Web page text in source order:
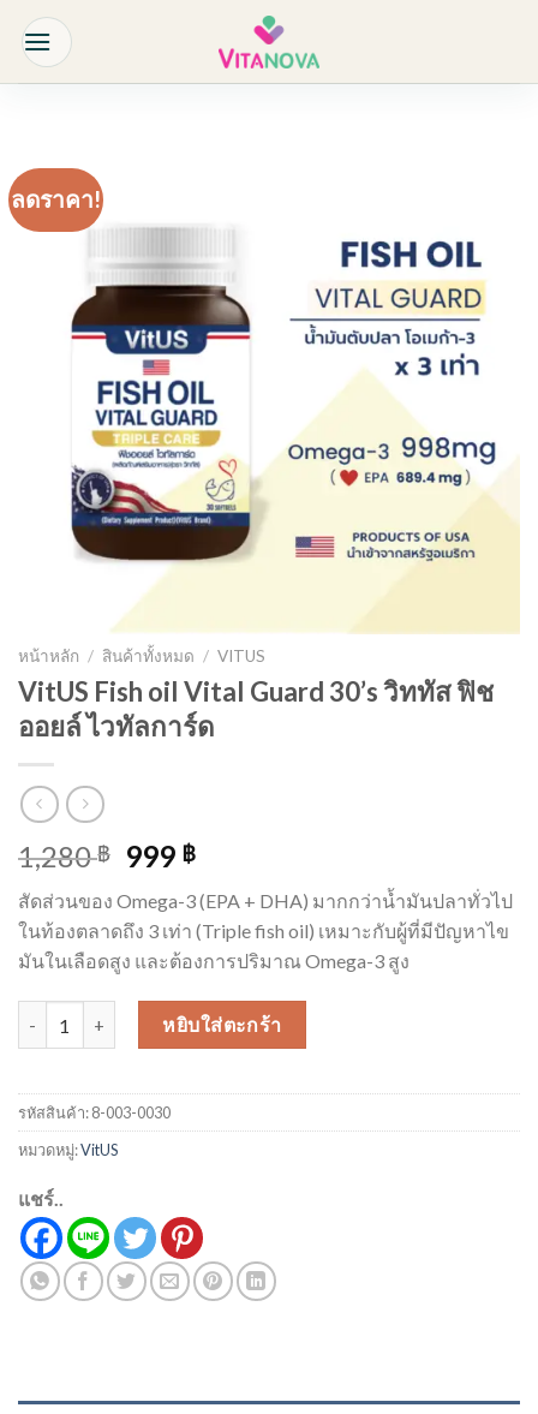
content
ลดราคา!
หน้าหลัก / สินค้าทั้งหมด / VITUS
VitUS Fish oil Vital Guard 30’s วิททัส ฟิช
ออยล์ ไวทัลการ์ด
1,280฿
Original
was:
1,280 ฿.
999 ฿Current
is:
999 ฿.
สัดส่วนของ Omega-3 (EPA + DHA) มากกว่าน้ำมันปลาทั่วไป
ในท้องตลาดถึง 3 เท่า (Triple fish oil) เหมาะกับผู้ที่มีปัญหาไข
มันในเลือดสูง และต้องการปริมาณ Omega-3 สูง
จำนวน VitUS Fish oil Vital Guard 30's วิททัส ฟิชออยล์ ไวทัลการ์ด ชิ้
หยิบใส่ตะกร้า
รหัสสินค้า:8-003-0030
หมวดหมู่:VitUS
แชร์..